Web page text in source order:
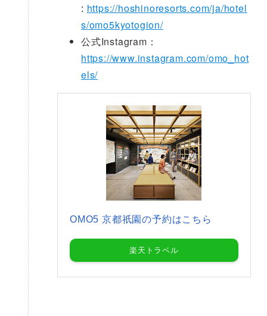
: https://hoshinoresorts.com/ja/hotel
s/omo5kyotogion/
公式Instagram：
https://www.instagram.com/omo_hot
els/
OMO5 京都祇園の予約はこちら
楽天トラベル